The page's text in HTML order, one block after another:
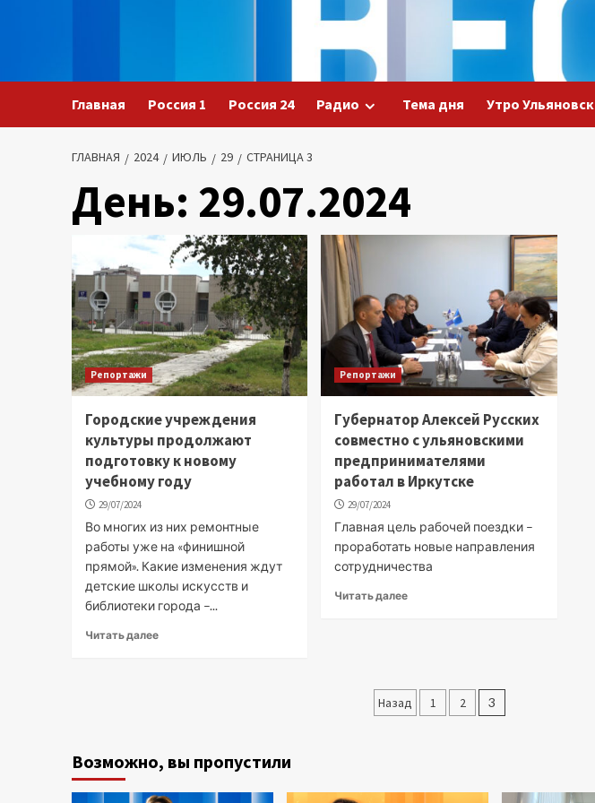
Главная Россия 1 Россия 24 Радио Тема дня Утро Ульяновск
ГЛАВНАЯ 2024 ИЮЛЬ 29 СТРАНИЦА 3
День: 29.07.2024
Репортажи
Городские учреждения
культуры продолжают
подготовку к новому
учебному году
29/07/2024
Во многих из них ремонтные
работы уже на «финишной
прямой». Какие изменения ждут
детские школы искусств и
библиотеки города –...
Читать далее
Репортажи
Губернатор Алексей Русских
совместно с ульяновскими
предпринимателями
работал в Иркутске
29/07/2024
Главная цель рабочей поездки –
проработать новые направления
сотрудничества
Читать далее
Пагинация
Назад 1 2 3
Возможно, вы пропустили